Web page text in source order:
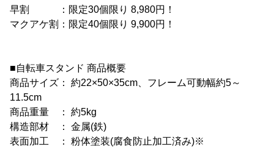
早割 ：限定30個限り 8,980円！
マクアケ割：限定40個限り 9,900円！
■自転車スタンド 商品概要
商品サイズ： 約22×50×35cm、フレーム可動幅約5～
11.5cm
商品重量 ： 約5kg
構造部材 ： 金属(鉄)
表面加工 ： 粉体塗装(腐食防止加工済み)※